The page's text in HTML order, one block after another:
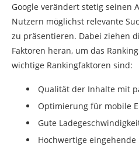
Google verändert stetig seinen
Nutzern möglichst relevante
zu präsentieren. Dabei ziehen
Faktoren heran, um das
wichtige Rankingfaktoren sind:
Qualität der Inhalte mit
Optimierung für mobile
Gute
Hochwertige eingehende